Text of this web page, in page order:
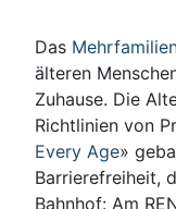
Das
älteren
Zuhause. Die
Richtlinien von
Every Age»
Barrierefreiheit,
Bahnhof: Am